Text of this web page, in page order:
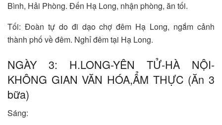
Bình, Hải Phòng. Đến Hạ Long, nhận phòng, ăn tối.
Tối: Đoàn tự do đi dạo chợ đêm Hạ Long, ngắm cảnh
thành phố về đêm. Nghỉ đêm tại Hạ Long.
NGÀY 3: H.LONG-YÊN TỬ-HÀ NỘI-
KHÔNG GIAN VĂN HÓA,ẨM THỰC (Ăn 3
bữa)
Sáng: